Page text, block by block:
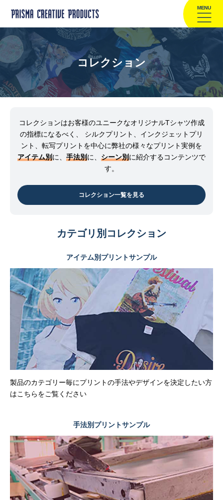
MENU
コレクション
コレクションはお客様のユニークなオリジナルTシャツ作成
の指標になるべく、
シルクプリント、インクジェットプリ
ント、転写プリントを中心に弊社の様々なプリント実例を
アイテム別に、 手法別に、 シーン別に紹介するコンテンツで
す。
コレクション一覧を見る
カテゴリ別コレクション
アイテム別プリントサンプル
製品のカテゴリー毎にプリントの手法やデザインを決定したい方
はこちらをご覧ください
手法別プリントサンプル